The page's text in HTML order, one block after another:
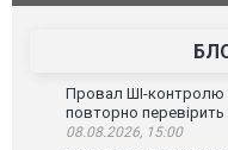
Провал ШІ-контролю
повторно перевірить
08.08.2026, 15:00